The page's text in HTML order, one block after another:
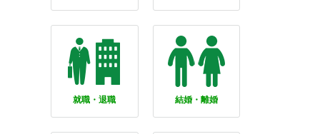
就職・退職 結婚・離婚